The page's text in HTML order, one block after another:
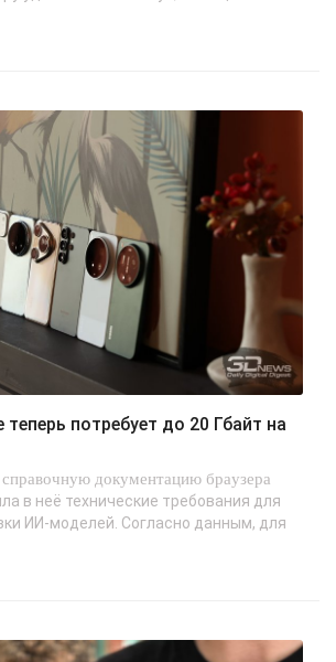
документацию браузера
в неё технические требования для
ИИ-моделей. Согласно данным, для